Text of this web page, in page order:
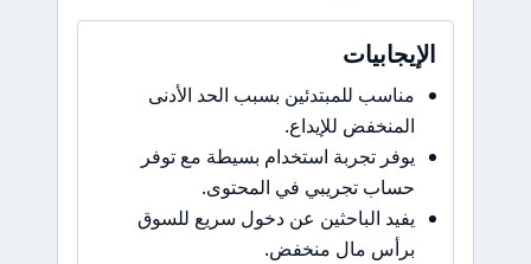
الإيجابيات
مناسب للمبتدئين بسبب الحد الأدنى
المنخفض للإيداع.
يوفر تجربة استخدام بسيطة مع توفر
حساب تجريبي في المحتوى.
يفيد الباحثين عن دخول سريع للسوق
برأس مال منخفض.